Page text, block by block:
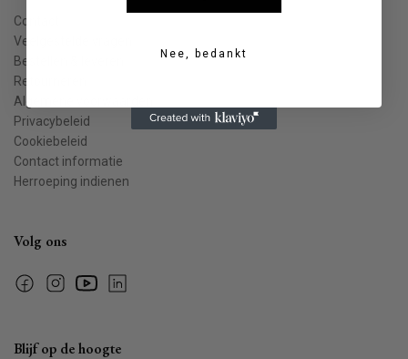
Contact
Veelgestelde vragen
Bestellen & leveren
Retourneren
Algemene voorwaarden
Privacybeleid
Cookiebeleid
Contact informatie
Herroeping indienen
Volg ons
FacebookInstagramYouTubeLinkedin
Blijf op de hoogte
Nee, bedankt